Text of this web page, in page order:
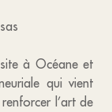
à Océane et
qui vient
l’art de